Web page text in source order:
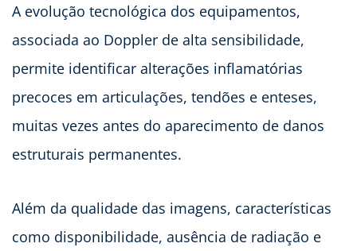
A evolução tecnológica dos equipamentos,
associada ao Doppler de alta sensibilidade,
permite identificar alterações inflamatórias
precoces em articulações, tendões e enteses,
muitas vezes antes do aparecimento de danos
estruturais permanentes.
Além da qualidade das imagens, características
como disponibilidade, ausência de radiação e